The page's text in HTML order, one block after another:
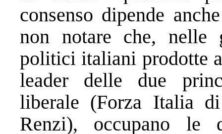
consenso dipende
non notare che, nelle
politici italiani prodotte
leader delle due
liberale (Forza Italia
Renzi), occupano le